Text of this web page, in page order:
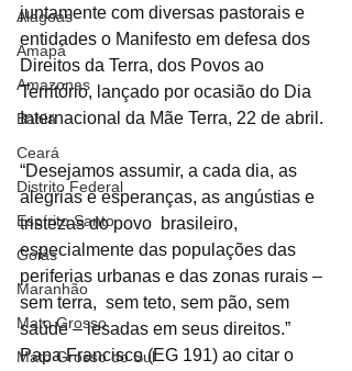
Alagoas
Amapá
Amazonas
Bahia
Ceará
Distrito Federal
Espírito Santo
Goiás
Maranhão
Mato Grosso
Mato Grosso do Sul
juntamente com diversas pastorais e
entidades o Manifesto em defesa dos
Direitos da Terra, dos Povos ao
Território, lançado por ocasião do Dia
Internacional da Mãe Terra, 22 de abril.
“Desejamos assumir, a cada dia, as
alegrias e esperanças, as angústias e
tristezas do povo  brasileiro,
especialmente das populações das
periferias urbanas e das zonas rurais –
sem terra,  sem teto, sem pão, sem
saúde – lesadas em seus direitos.”
Papa Francisco (EG 191) ao citar o